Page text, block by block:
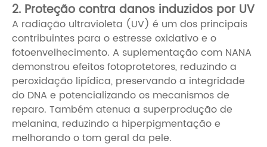
2. Proteção contra danos induzidos por UV
A radiação ultravioleta (UV) é um dos principais
contribuintes para o estresse oxidativo e o
fotoenvelhecimento. A suplementação com NANA
demonstrou efeitos fotoprotetores, reduzindo a
peroxidação lipídica, preservando a integridade
do DNA e potencializando os mecanismos de
reparo. Também atenua a superprodução de
melanina, reduzindo a hiperpigmentação e
melhorando o tom geral da pele.